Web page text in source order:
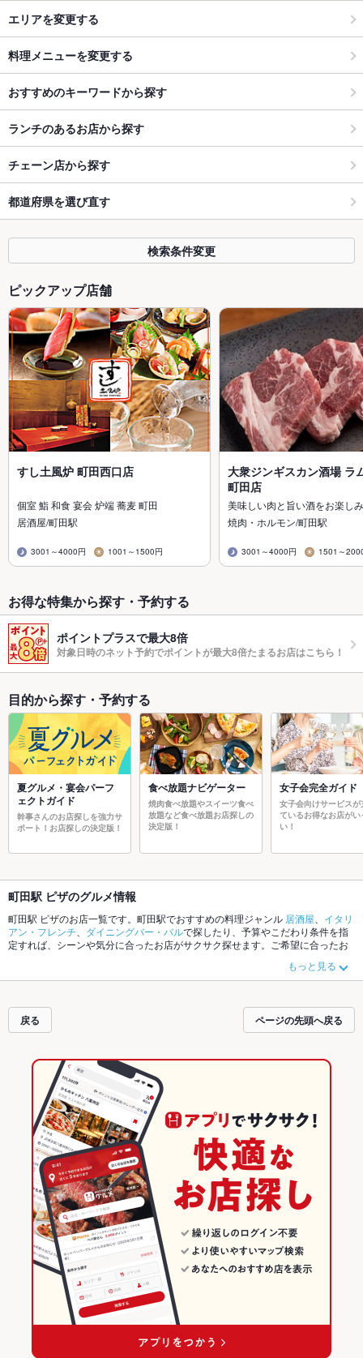
エリアを変更する
料理メニューを変更する
おすすめのキーワードから探す
ランチのあるお店から探す
チェーン店から探す
都道府県を選び直す
検索条件変更
ピックアップ店舗
すし土風炉 町田西口店
個室 鮨 和食 宴会 炉端 蕎麦 町田
居酒屋/町田駅
3001～4000円 1001～1500円
大衆ジンギスカン酒場 ラ
町田店
美味しい肉と旨い酒をお楽し
焼肉・ホルモン/町田駅
3001～4000円 1501～
お得な特集から探す・予約する
ポイントプラスで最大8倍
対象日時のネット予約でポイントが最大8倍たまるお店はこちら！
目的から探す・予約する
夏グルメ・宴会パーフ
ェクトガイド
幹事さんのお店探しを強力サ
ポート！お店探しの決定版！
食べ放題ナビゲーター
焼肉食べ放題やスイーツ食べ
放題など食べ放題お店探しの
決定版！
女子会完全ガイド
女子会向けサービスが
ているお得なお店がい
い！
町田駅 ピザのグルメ情報
町田駅 ピザのお店一覧です。町田駅でおすすめの料理ジャンル 居酒屋
イタリ
アン・フレンチ
ダイニングバー・バルで探したり、予算やこだわり条件を指
定すれば、シーンや気分に合ったお店がサクサク探せます。ご希望に合ったお
クしてみてください。ホットペッパーグルメなら、お得なクーポンはもちろ
ん、こだわりメニューからあげ、お茶漬け、馬刺しや季節のおすすめ料理な
ト予約が使えるお店も拡大中です。友達どうしの飲み会にも、会社の宴会に
も、デートやパーティーにもお得に便利にホットペッパーグルメをご利用くだ
さい。
もっと見る
戻る ページの先頭へ戻る